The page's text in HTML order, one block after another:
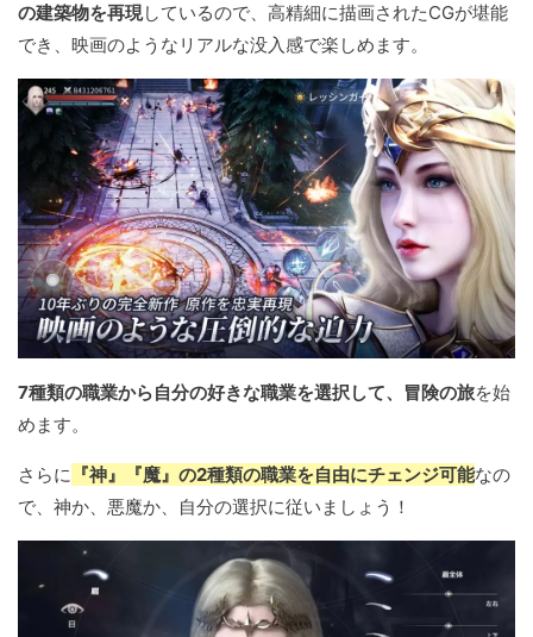
の建築物を再現しているので、高精細に描画されたCGが堪能
でき、映画のようなリアルな没入感で楽しめます。
7種類の職業から自分の好きな職業を選択して、冒険の旅を始
めます。
さらに 『神』『魔』の2種類の職業を自由にチェンジ可能なの
で、神か、悪魔か、自分の選択に従いましょう！